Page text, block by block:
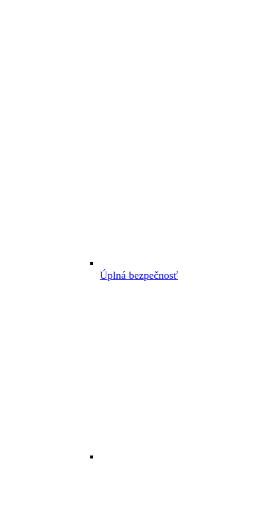
Úplná bezpečnosť